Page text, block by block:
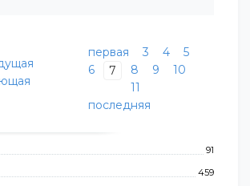
91
459
первая 3 4
5
6
7 8 9
10
11
последняя